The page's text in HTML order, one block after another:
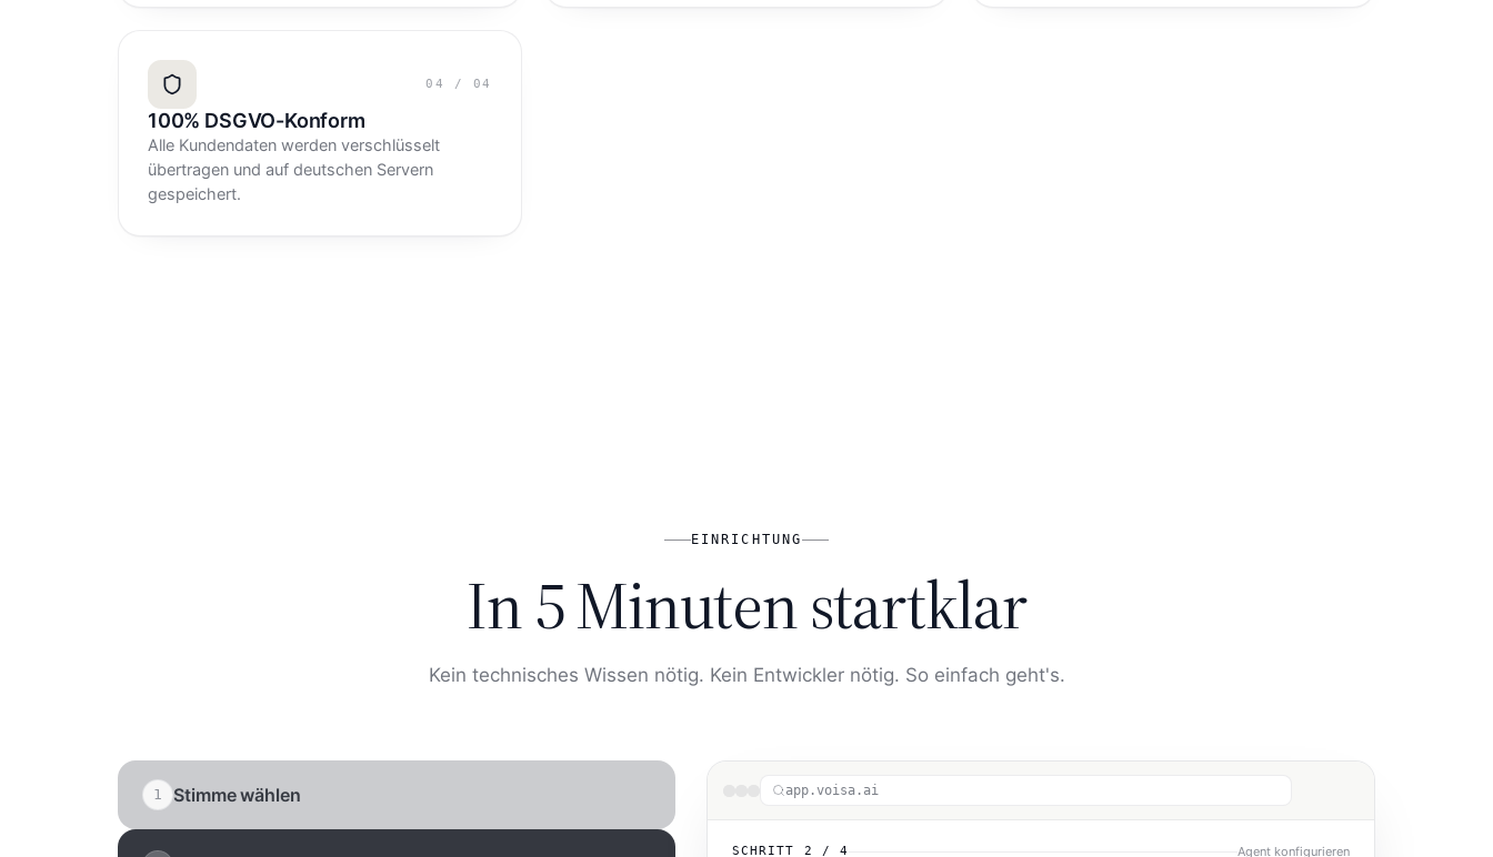
04 / 04
100% DSGVO-Konform
Alle Kundendaten werden verschlüsselt
übertragen und auf deutschen Servern
gespeichert.
EINRICHTUNG
In 5 Minuten startklar
Kein technisches Wissen nötig. Kein Entwickler nötig. So einfach geht's.
1 Stimme wählen app.voisa.ai
SCHRITT 2 /4 Agent konfigurieren